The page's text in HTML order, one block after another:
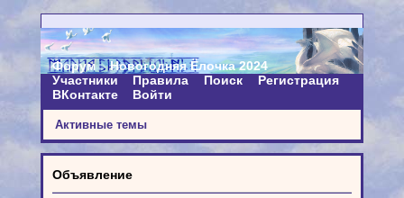
Форум
Новогодняя Ёлочка 2024
Участники
Правила Поиск
Регистрация
ВКонтакте
Войти
Активные темы
Объявление